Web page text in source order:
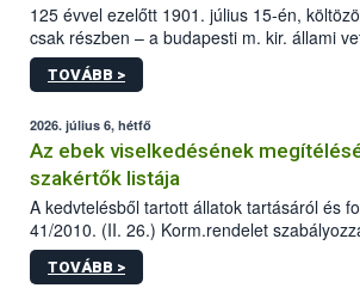
125 évvel ezelőtt 1901. július 15-én,
csak részben – a budapesti m. kir. állami
állomás a Kis Rókus utca 15. szám alatti,
tervezett új épületébe.
TOVÁBB >
2026. július 6, hétfő
Az ebek viselkedésének
szakértők listája
A kedvtelésből tartott állatok tartásáról és
41/2010. (II. 26.) Korm.rendelet
sérülés, illetve ennek veszélye
hatósági feladatokat, valamint a veszélyes
TOVÁBB >